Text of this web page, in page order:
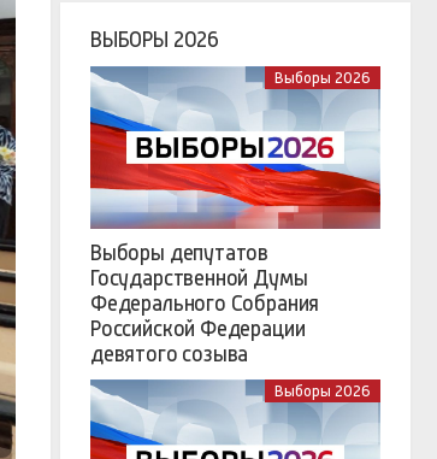
ВЫБОРЫ 2026
Выборы 2026
Выборы депутатов
Государственной Думы
Федерального Собрания
Российской Федерации
девятого созыва
Выборы 2026